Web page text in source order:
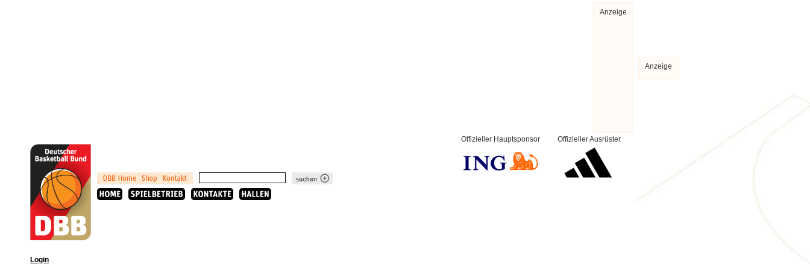
Anzeige
Offizieller Ausrüster
Offizieller Hauptsponsor
Login
Anzeige